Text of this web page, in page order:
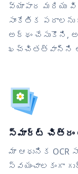
వ్యాపార మరియు
సాంకేతిక
అర్థం
ఖచ్చితత్వాన్ని
స్మార్ట్ చిత్రం
మా ఆధునిక
స్వయంచాలకంగా